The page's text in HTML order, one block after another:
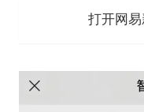
打开网